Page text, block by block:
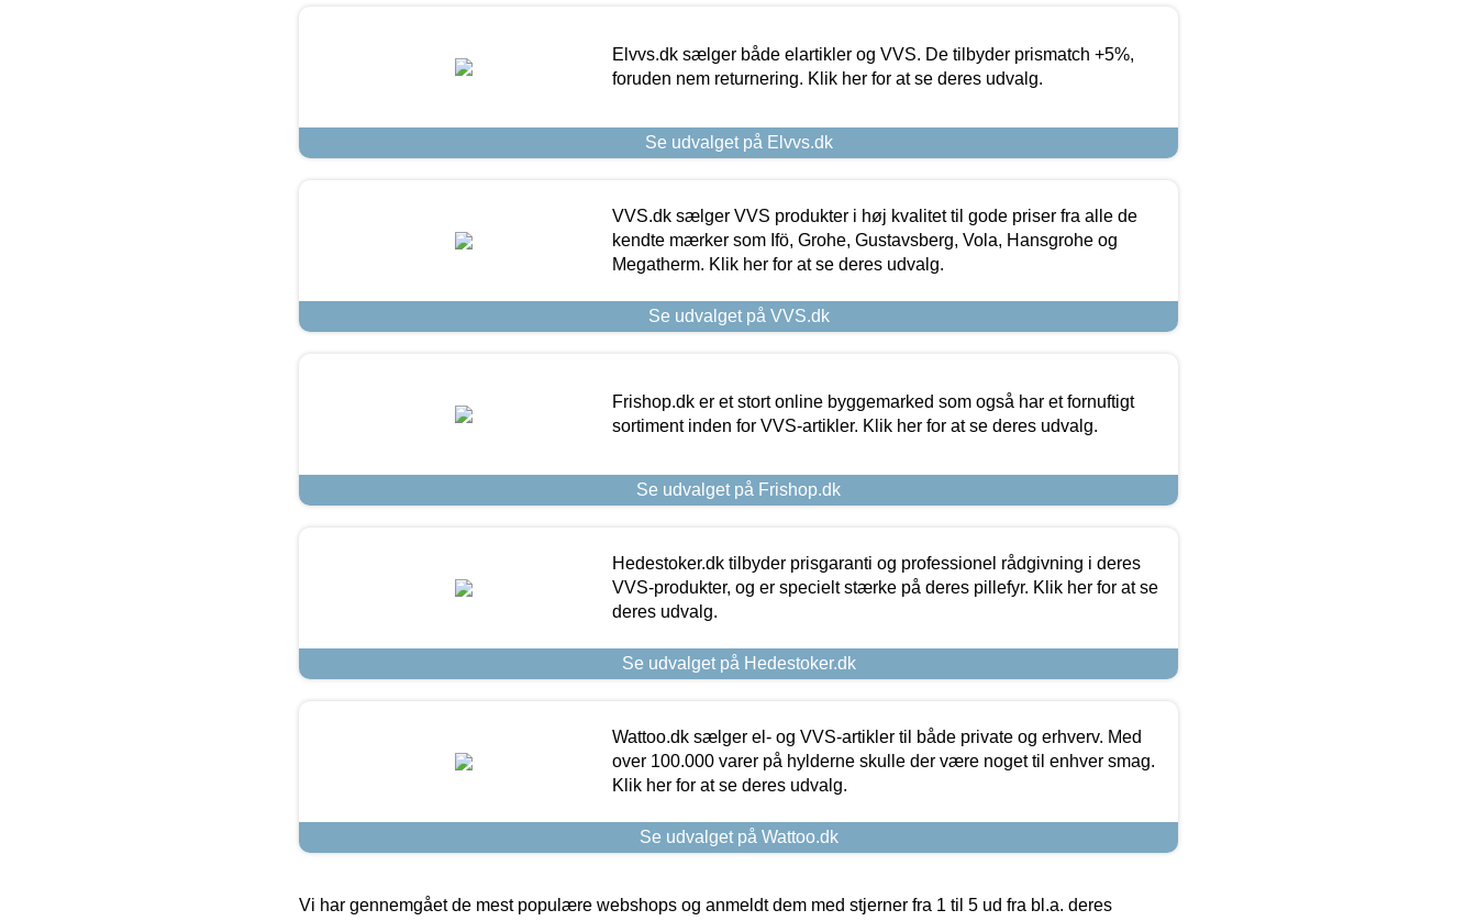
Elvvs.dk sælger både elartikler og VVS. De tilbyder prismatch +5%,
foruden nem returnering. Klik her for at se deres udvalg.
Se udvalget på Elvvs.dk
VVS.dk sælger VVS produkter i høj kvalitet til gode priser fra alle de
kendte mærker som Ifö, Grohe, Gustavsberg, Vola, Hansgrohe og
Megatherm. Klik her for at se deres udvalg.
Se udvalget på VVS.dk
Frishop.dk er et stort online byggemarked som også har et fornuftigt
sortiment inden for VVS-artikler. Klik her for at se deres udvalg.
Se udvalget på Frishop.dk
Hedestoker.dk tilbyder prisgaranti og professionel rådgivning i deres
VVS-produkter, og er specielt stærke på deres pillefyr. Klik her for at se
deres udvalg.
Se udvalget på Hedestoker.dk
Wattoo.dk sælger el- og VVS-artikler til både private og erhverv. Med
over 100.000 varer på hylderne skulle der være noget til enhver smag.
Klik her for at se deres udvalg.
Se udvalget på Wattoo.dk
Vi har gennemgået de mest populære webshops og anmeldt dem med stjerner fra 1 til 5 ud fra bl.a. deres